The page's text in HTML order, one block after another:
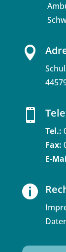


Tel.:
Fax:
E-
